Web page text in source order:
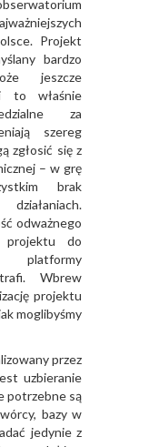
Projekt
bardzo
jeszcze
to właśnie
za
szereg
zgłosić się z
– w grę
brak
odważnego
projektu do
Wbrew
projektu
moglibyśmy
przez
uzbieranie
potrzebne są
bazy w
jedynie z